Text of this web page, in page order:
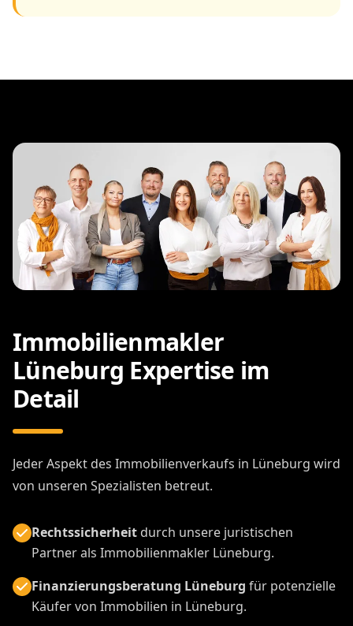
Immobilienmakler
Lüneburg Expertise im
Detail
Jeder Aspekt des Immobilienverkaufs in Lüneburg wird
von unseren Spezialisten betreut.
Rechtssicherheitdurch unsere juristischen
Partner als Immobilienmakler Lüneburg.
Finanzierungsberatung Lüneburg für potenzielle
Käufer von Immobilien in Lüneburg.